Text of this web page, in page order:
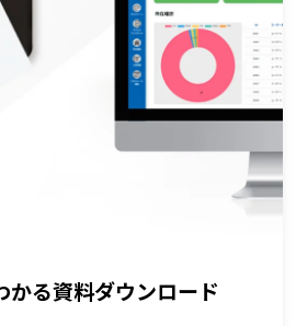
かる資料ダウンロード